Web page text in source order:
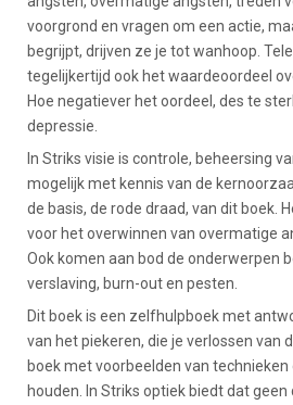
voorgrond en vragen om een actie,
begrijpt, drijven ze je tot wanhoop.
tegelijkertijd ook het waardeoordeel
Hoe negatiever het oordeel, des te
depressie.
In Striks visie is controle, beheersing
mogelijk met kennis van de
de basis, de rode draad, van dit boek.
voor het overwinnen van overmatige
Ook komen aan bod de onderwerpen
verslaving, burn-out en pesten.
Dit boek is een zelfhulpboek met
van het piekeren, die je verlossen van
boek met voorbeelden van
houden. In Striks optiek biedt dat